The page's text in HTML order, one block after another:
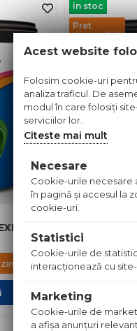
in stoc
Pret
disponibil
in
magazin
PAINTS 15L
Acest website
Folosim cookie-uri
analiza traficul. De
modul în care folosiți
serviciilor lor.
Citeste mai mult
Necesare
Cookie-urile necesare
în pagină şi accesul la
cookie-uri.
Statistici
Cookie-urile de
interacţionează cu
Marketing
Cookie-urile de
a afişa anunţuri